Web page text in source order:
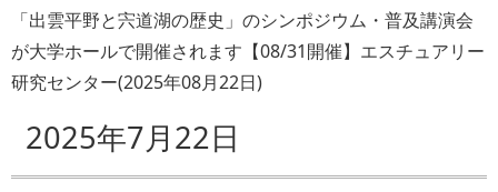
「出雲平野と宍道湖の歴史」のシンポジウム・普及講演会
が大学ホールで開催されます【08/31開催】エスチュアリー
研究センター(2025年08月22日)
2025年7月22日